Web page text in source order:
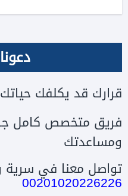
قرارك قد يكلفك حياتك
فريق متخصص كامل
ومساعدتك
تواصل معنا في
00201020226226